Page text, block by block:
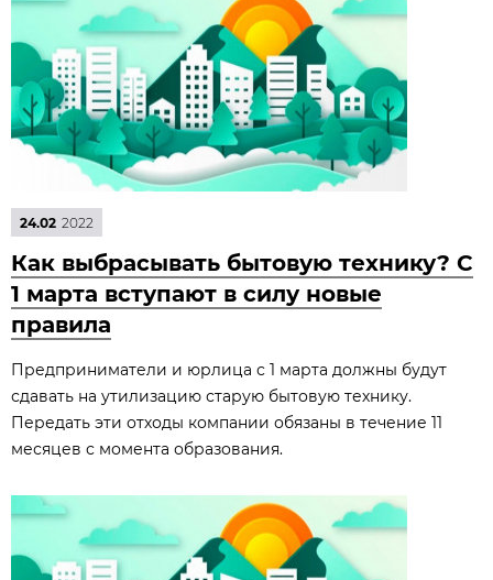
24.02 2022
Как выбрасывать бытовую технику? С
1 марта вступают в силу новые
правила
Предприниматели и юрлица с 1 марта должны будут
сдавать на утилизацию старую бытовую технику.
Передать эти отходы компании обязаны в течение 11
месяцев с момента образования.